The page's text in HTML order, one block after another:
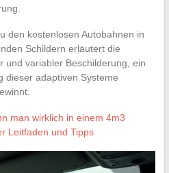
den kostenlosen Autobahnen in
Schildern erläutert die
und variabler Beschilderung, ein
dieser adaptiven Systeme
man wirklich in einem 4m3
Leitfaden und Tipps